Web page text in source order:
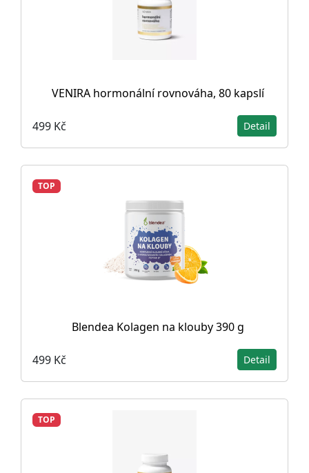
VENIRA hormonální rovnováha, 80 kapslí
499 Kč Detail
TOP
Blendea Kolagen na klouby 390 g
499 Kč Detail
TOP